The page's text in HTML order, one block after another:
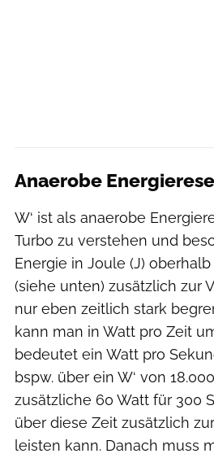
Anaerobe
W‘ ist als anaerobe
Turbo zu verstehen und
Energie in Joule (J)
(siehe unten) zusätzlich zur
nur eben zeitlich stark
kann man in Watt pro Zeit
bedeutet ein Watt pro
bspw. über ein W‘ von
zusätzliche 60 Watt für 300
über diese Zeit zusätzlich
leisten kann. Danach muss